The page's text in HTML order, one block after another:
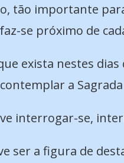
tão importante
se próximo de
exista nestes
a
interrogar-se,
ser a figura de